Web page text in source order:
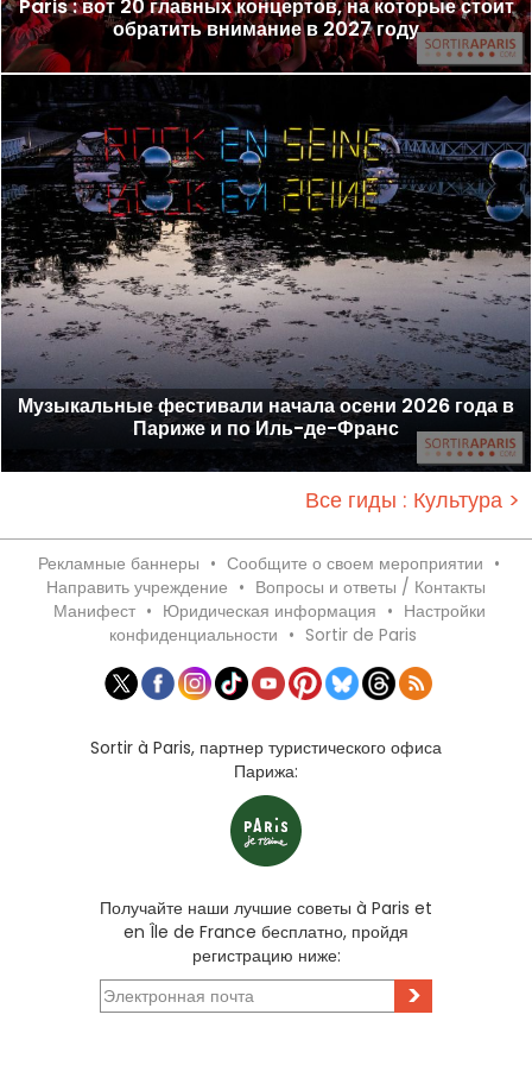
Paris : вот 20 главных концертов, на которые стоит
обратить внимание в 2027 году
Музыкальные фестивали начала осени 2026 года в
Париже и по Иль-де-Франс
Все гиды : Культура >
Рекламные баннеры • Сообщите о своем мероприятии •
Направить учреждение • Вопросы и ответы / Контакты
Манифест • Юридическая информация • Настройки
конфиденциальности • Sortir de Paris
Sortir à Paris, партнер туристического офиса
Парижа:
Получайте наши лучшие советы à Paris et
en Île de France бесплатно, пройдя
регистрацию ниже:
>